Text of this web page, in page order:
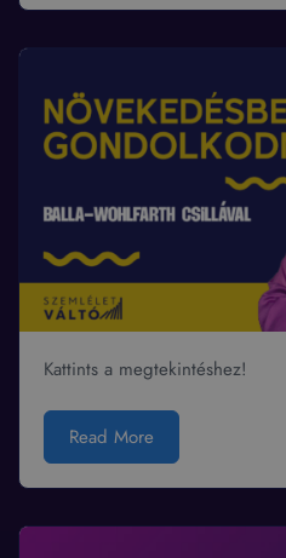
Kattints a megtekintéshez!
Read More